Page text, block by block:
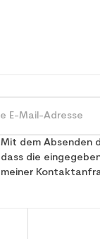
Mit dem Absenden
dass die
meiner